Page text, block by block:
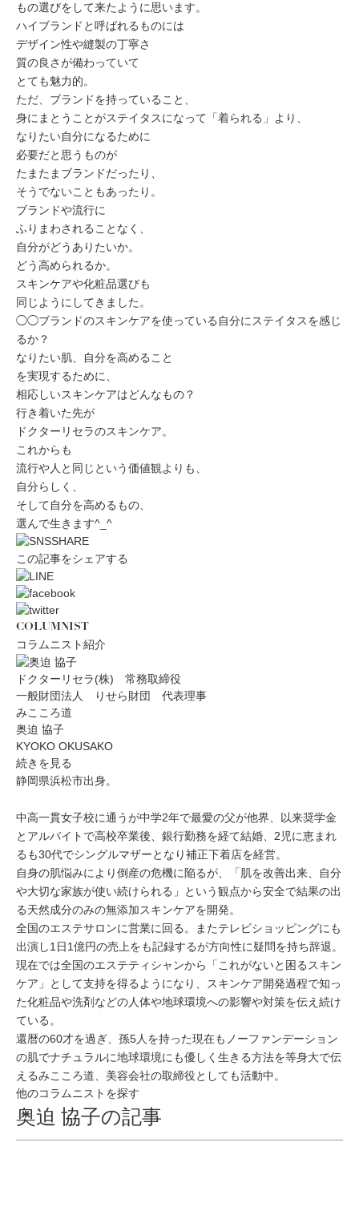
もの選びをして来たように思います。
ハイブランドと呼ばれるものには
デザイン性や縫製の丁寧さ
質の良さが備わっていて
とても魅力的。
ただ、ブランドを持っていること、
身にまとうことがステイタスになって「着られる」より、
なりたい自分になるために
必要だと思うものが
たまたまブランドだったり、
そうでないこともあったり。
ブランドや流行に
ふりまわされることなく、
自分がどうありたいか。
どう高められるか。
スキンケアや化粧品選びも
同じようにしてきました。
◯◯ブランドのスキンケアを使っている自分にステイタスを感じ
るか？
なりたい肌、自分を高めること
を実現するために、
相応しいスキンケアはどんなもの？
行き着いた先が
ドクターリセラのスキンケア。
これからも
流行や人と同じという価値観よりも、
自分らしく、
そして自分を高めるもの、
選んで生きます^_^
この記事をシェアする
COLUMNIST
コラムニスト紹介
ドクターリセラ(株) 常務取締役
一般財団法人 りせら財団 代表理事
みこころ道
奥迫 協子
KYOKO OKUSAKO
続きを見る
静岡県浜松市出身。
中高一貫女子校に通うが中学2年で最愛の父が他界、以来奨学金
とアルバイトで高校卒業後、銀行勤務を経て結婚、2児に恵まれ
るも30代でシングルマザーとなり補正下着店を経営。
自身の肌悩みにより倒産の危機に陥るが、「肌を改善出来、自分
や大切な家族が使い続けられる」という観点から安全で結果の出
る天然成分のみの無添加スキンケアを開発。
全国のエステサロンに営業に回る。またテレビショッピングにも
出演し1日1億円の売上をも記録するが方向性に疑問を持ち辞退。
現在では全国のエステティシャンから「これがないと困るスキン
ケア」として支持を得るようになり、スキンケア開発過程で知っ
た化粧品や洗剤などの人体や地球環境への影響や対策を伝え続け
ている。
還暦の60才を過ぎ、孫5人を持った現在もノーファンデーション
の肌でナチュラルに地球環境にも優しく生きる方法を等身大で伝
えるみこころ道、美容会社の取締役としても活動中。
他のコラムニストを探す
奥迫 協子の記事